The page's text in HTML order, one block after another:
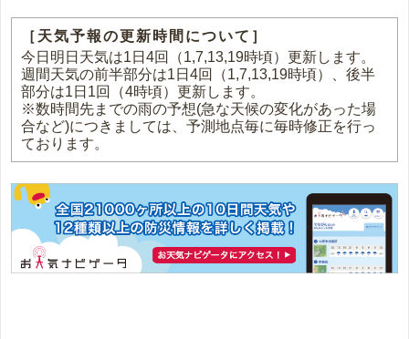
［天気予報の更新時間について］
今日明日天気は1日4回（1,7,13,19時頃）更新します。
週間天気の前半部分は1日4回（1,7,13,19時頃）、後半
部分は1日1回（4時頃）更新します。
※数時間先までの雨の予想(急な天候の変化があった場
合など)につきましては、予測地点毎に毎時修正を行っ
ております。